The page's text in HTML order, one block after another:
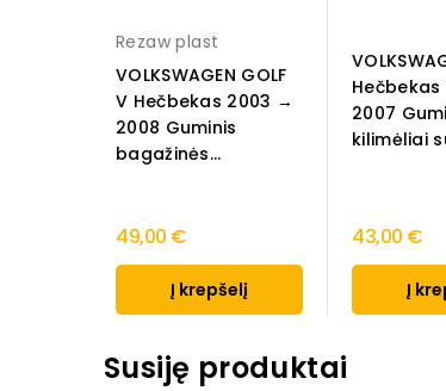
Rezaw plast
VOLKSWAGEN GOLF
V Hečbekas 2003 →
2008 Guminis
bagažinės...
49,00 €
Į krepšelį
2007
kilimėliai
43,00 €
Į
Susiję produktai